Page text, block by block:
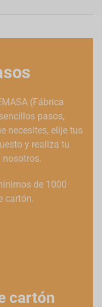
(Fábrica
pasos,
necesites, elije tus
y realiza tu
nosotros.
de 1000
cartón.
cartón